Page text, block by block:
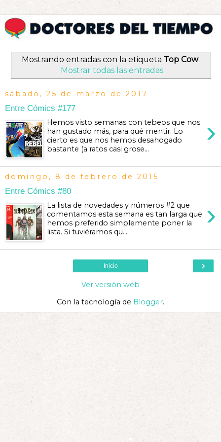
Mostrando entradas con la etiqueta Top Cow.
Mostrar todas las entradas
sábado, 25 de marzo de 2017
Entre Cómics #177
›
Hemos visto semanas con tebeos que nos
han gustado más, para qué mentir. Lo
cierto es que nos hemos desahogado
bastante (a ratos casi grose...
domingo, 8 de febrero de 2015
Entre Cómics #80
›
La lista de novedades y números #2 que
comentamos esta semana es tan larga que
hemos preferido simplemente poner la
lista. Si tuviéramos qu...
›
Inicio
Ver versión web
Con la tecnología de Blogger.